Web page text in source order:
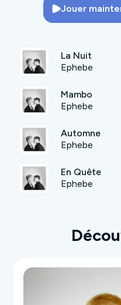
Jouer
La Nuit
Ephebe
Mambo
Ephebe
Automne
Ephebe
En Quête
Ephebe